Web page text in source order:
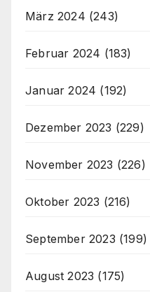
März 2024 (243)
Februar 2024 (183)
Januar 2024 (192)
Dezember 2023 (229)
November 2023 (226)
Oktober 2023 (216)
September 2023 (199)
August 2023 (175)